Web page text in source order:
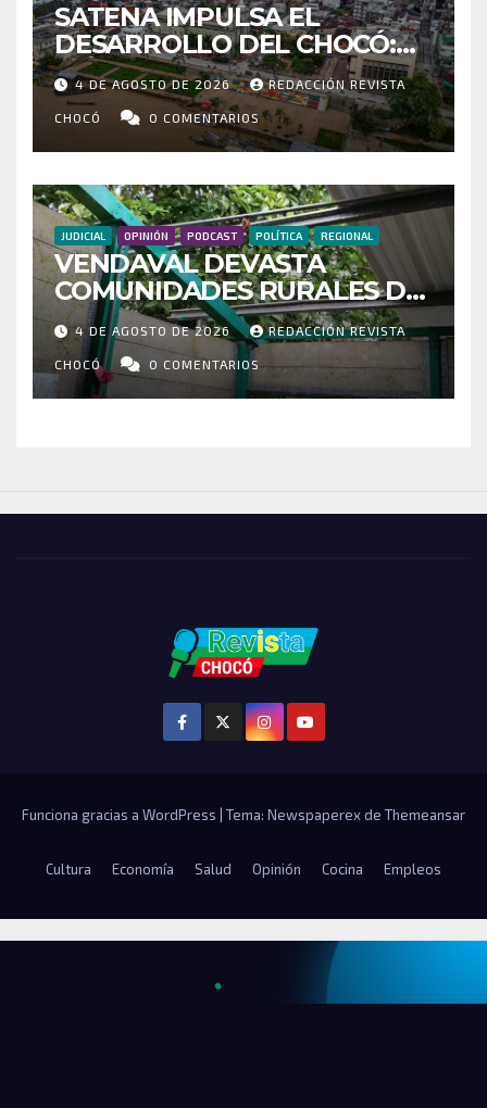
SATENA IMPULSA EL
DESARROLLO DEL CHOCÓ:
MÁS DE 35 MIL PASAJEROS
MOVILIZADOS Y NUEVAS
RUTAS FORTALECEN LA
CONECTIVIDAD
4 DE AGOSTO DE 2026 REDACCIÓN REVISTA
CHOCÓ 0 COMENTARIOS
JUDICIAL OPINIÓN PODCAST POLÍTICA REGIONAL
VENDAVAL DEVASTA
COMUNIDADES RURALES DE
RIOSUCIO: ESCUELAS,
VIVIENDAS Y CEMENTERIO
ENTRE LOS AFECTADOS
4 DE AGOSTO DE 2026 REDACCIÓN REVISTA
CHOCÓ 0 COMENTARIOS
Funciona gracias a WordPress Tema: Newspaperex de Themeansar
Cultura Economía Salud Opinión Cocina Empleos